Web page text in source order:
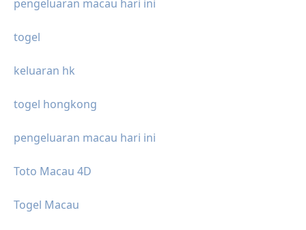
pengeluaran macau hari ini
togel
keluaran hk
togel hongkong
pengeluaran macau hari ini
Toto Macau 4D
Togel Macau